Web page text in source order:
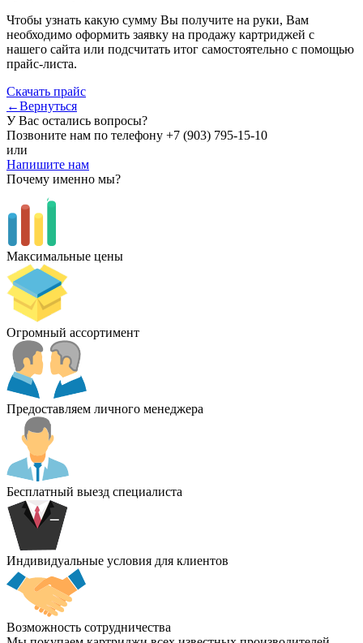
Чтобы узнать какую сумму Вы получите на руки, Вам
необходимо оформить заявку на продажу картриджей с
нашего сайта или подсчитать итог самостоятельно с помощью
прайс-листа.
Скачать прайс
←Вернуться
У Вас остались вопросы?
Позвоните нам по телефону +7 (903) 795-15-10
или
Напишите нам
Почему именно мы?
Максимальные цены
Огромный ассортимент
Предоставляем личного менеджера
Бесплатный выезд специалиста
Индивидуальные условия для клиентов
Возможность сотрудничества